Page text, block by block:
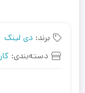
برند: دی لینک
دسته‌بندی: